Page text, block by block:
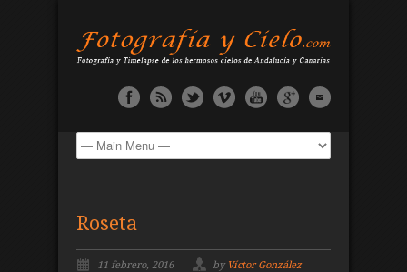
Roseta
11 febrero, 2016 by Víctor González